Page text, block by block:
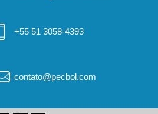
+55 51 3058-4393
contato@pecbol.com